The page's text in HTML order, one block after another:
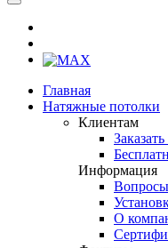
Главная
Натяжные потолки
Клиентам
Информация
О